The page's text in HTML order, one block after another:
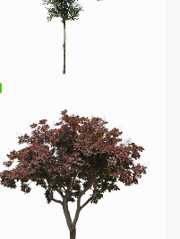
無料ダウンロード
無料ダウンロード